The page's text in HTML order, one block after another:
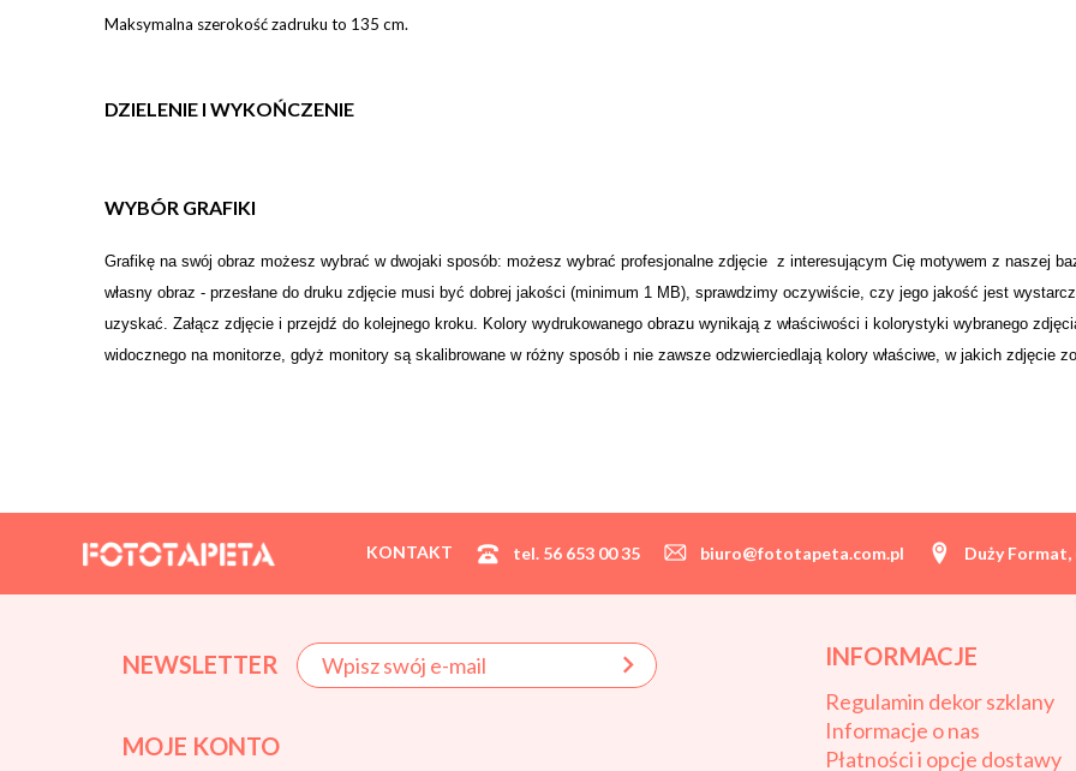
Maksymalna szerokość zadruku to 135 cm.
DZIELENIE I WYKOŃCZENIE
WYBÓR GRAFIKI
Grafikę na swój obraz możesz wybrać w dwojaki sposób: możesz wybrać profesjonalne zdjęcie z interesującym Cię motywem z naszej
własny obraz - przesłane do druku zdjęcie musi być dobrej jakości (minimum 1 MB), sprawdzimy oczywiście, czy jego jakość jest
uzyskać. Załącz zdjęcie i przejdź do kolejnego kroku. Kolory wydrukowanego obrazu wynikają z właściwości i kolorystyki wybranego
widocznego na monitorze, gdyż monitory są skalibrowane w różny sposób i nie zawsze odzwierciedlają kolory właściwe, w jakich zdjęcie
KONTAKT tel. 56 653 00 35 biuro@fototapeta.com.pl Duży Format,
NEWSLETTER
MOJE KONTO
INFORMACJE
Regulamin dekor szklany
Informacje o nas
Płatności i opcje dostawy